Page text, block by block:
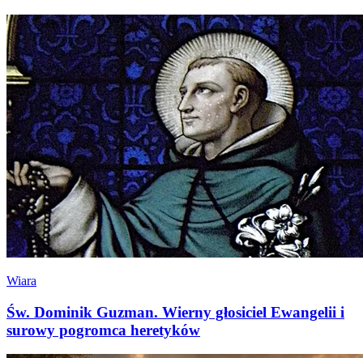
Wiara
Św. Dominik Guzman. Wierny głosiciel Ewangelii i
surowy pogromca heretyków